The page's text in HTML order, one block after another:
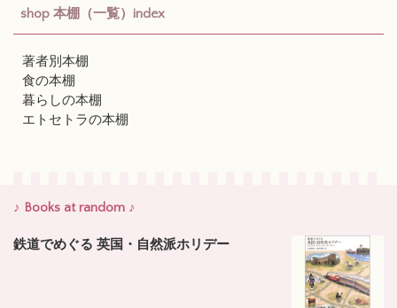
shop 本棚（一覧）index
著者別本棚
食の本棚
暮らしの本棚
エトセトラの本棚
♪ Books at random ♪
鉄道でめぐる 英国・自然派ホリデー